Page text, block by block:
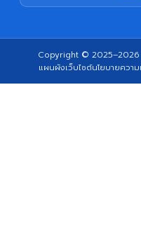
Copyright © 2025–2026
แผนผังเว็บไซต์นโยบายควา